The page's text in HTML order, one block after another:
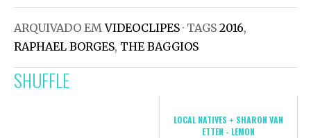
ARQUIVADO EMVIDEOCLIPES · TAGS 2016,
RAPHAEL BORGES, THE BAGGIOS
SHUFFLE
LOCAL NATIVES + SHARON VAN
ETTEN - LEMON